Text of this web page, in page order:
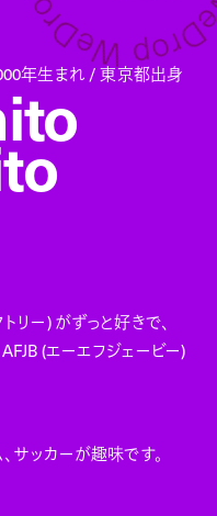
年生まれ / 東京都出身
リー) がずっと好きで、
(エーエフジェービー)
サッカーが趣味です。